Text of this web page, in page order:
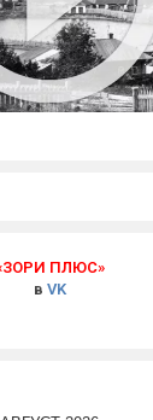
ПЛЮС»
в VK